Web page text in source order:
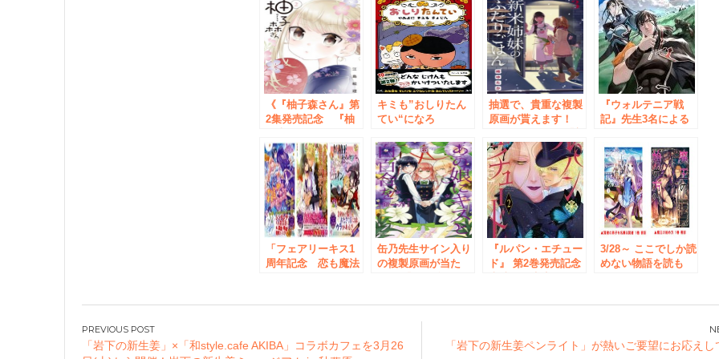
《『柚子森さん』第
2集発売記念 『柚
ア》3/10（金）か
ら、書泉・芳林堂書
店にて開催！
キミも”おしりたん
てい“になろ
～話題の絵本『おし
りたんてい』の謎解
き参加型イベントを
開催！！
抽選で、貴重な複製
原画が貰えます！
米姉妹のふたりごは
ん」3巻発売記念フ
ェア 開催中！
『ウォルテニア戦
記』先生3名による
「フェアリーキス1
周年記念 恋も魔法
2/27（月）から開
缶乃先生サイン入り
の複製原画が当た
発売記念フェア
『ルパン・エチュー
ド』 第2巻発売記念
クタワーにて開催決
3/28～ ここでしか読
めない物語を読も
ズ×ＳＨＯＳＥＮフ
投
稿
「岩下の新生姜」×「和style.cafe AKIBA」コラボカフェを3月26
「岩下の新生姜ペンライト」が熱いご要望にお応えし